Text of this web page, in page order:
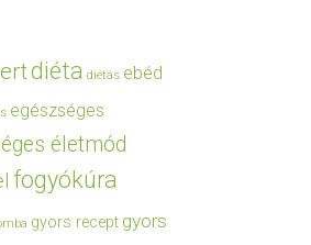
diéta diétás ebéd
egészséges
életmód
fogyókúra
gyors recept gyors